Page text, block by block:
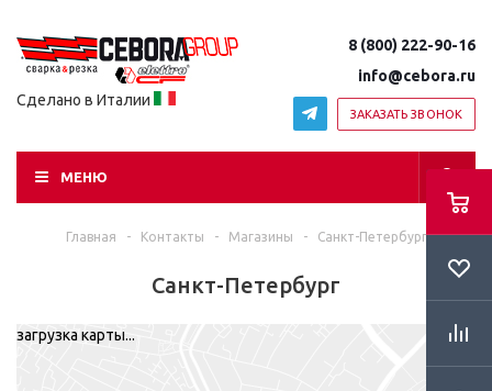
Сделано в Италии
8 (800) 222-90-16
info@cebora.ru
ЗАКАЗАТЬ ЗВОНОК
МЕНЮ
Главная - Контакты - Магазины - Санкт-Петербург
Санкт-Петербург
загрузка карты...